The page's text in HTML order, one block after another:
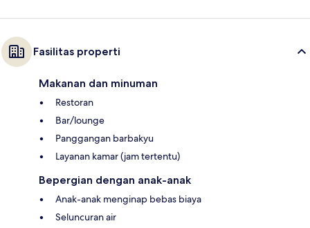
Fasilitas properti
Makanan dan minuman
Restoran
Bar/lounge
Panggangan barbakyu
Layanan kamar (jam tertentu)
Bepergian dengan anak-anak
Anak-anak menginap bebas biaya
Seluncuran air